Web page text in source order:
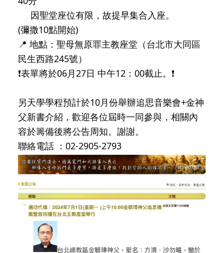
因聖堂座位有限，故提早集合入座。
(彌撒10點開始)
📍 地點：聖母無原罪主教座堂（台北市大同區
民生西路245號）
❗表單將於06月27日 中午12：00截止。❗
另天學學程預計於10月份舉辦追思音樂會+金神
父新書介紹，歡迎各位屆時一同參與，相關內
容於籌備後將公告周知。謝謝。
聯絡電話 ：02-2905-2793